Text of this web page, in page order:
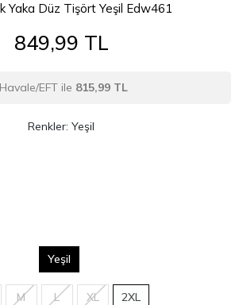
Yaka Düz Tişört Yeşil Edw461
849,99 TL
Havale/EFT ile 815,99 TL
Renkler: Yeşil
Yeşil
M L XL 2XL